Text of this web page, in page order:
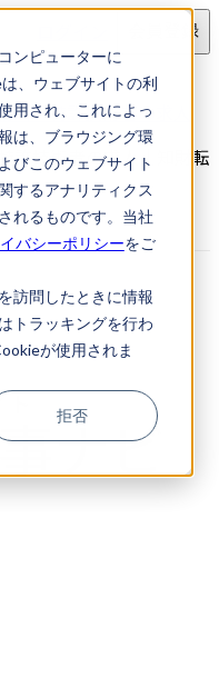
ンピューターに
、ウェブサイトの利
用され、これによっ
は、ブラウジング環
びこのウェブサイト
するアナリティクス
れるものです。当社
バシーポリシーをご
訪問したときに情報
トラッキングを行わ
が使用されま
拒否
会員登録
・特許技術者の求人
許技術者の求人｜知財転